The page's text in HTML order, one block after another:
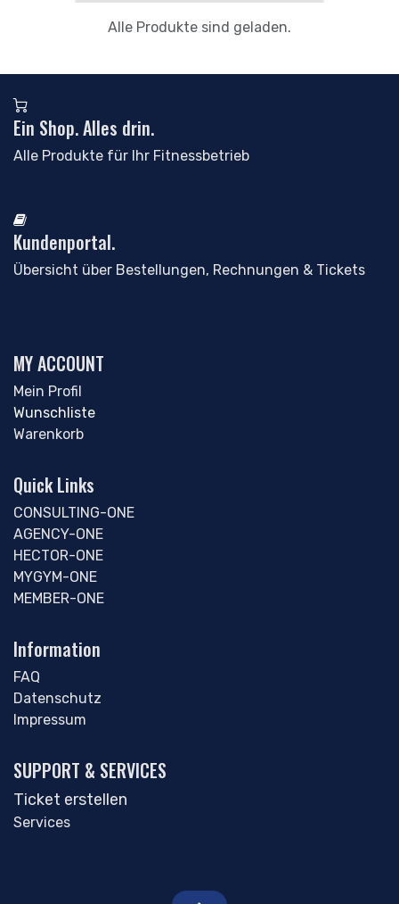
Alle Produkte sind geladen.
Ein Shop. Alles drin.
Alle Produkte für Ihr Fitnessbetrieb
Kundenportal.
Übersicht über Bestellungen, Rechnungen & Tickets
MY ACCOUNT
Mein Profil
Wunschliste
Warenkorb
Quick Links
CONSULTING-ONE
AGENCY-ONE
HECTOR-ONE
MYGYM-ONE
MEMBER-ONE
Information
FAQ
Datenschutz
Impressum
SUPPORT & SERVICES
Ticket erstellen
Services